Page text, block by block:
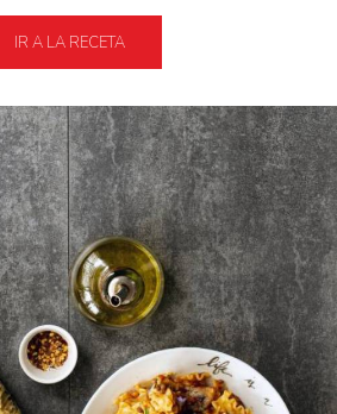
IR A LA RECETA